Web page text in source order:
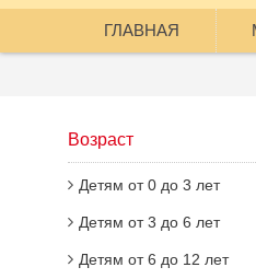
ГЛАВНАЯ
Возраст
Детям от 0 до 3 лет
Детям от 3 до 6 лет
Детям от 6 до 12 лет